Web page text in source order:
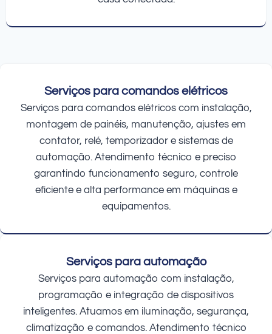
Serviços para comandos elétricos
Serviços para comandos elétricos com instalação,
montagem de painéis, manutenção, ajustes em
contator, relé, temporizador e sistemas de
automação. Atendimento técnico e preciso
garantindo funcionamento seguro, controle
eficiente e alta performance em máquinas e
equipamentos.
Serviços para automação
Serviços para automação com instalação,
programação e integração de dispositivos
inteligentes. Atuamos em iluminação, segurança,
climatização e comandos. Atendimento técnico